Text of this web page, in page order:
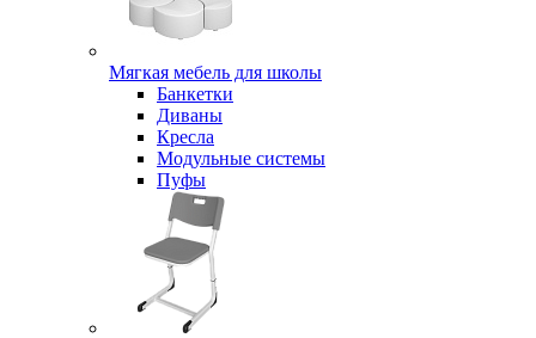
Мягкая мебель для школы
Банкетки
Диваны
Кресла
Модульные системы
Пуфы